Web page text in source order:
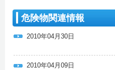
危険物関連情報
2010年04月30日
2010年04月09日